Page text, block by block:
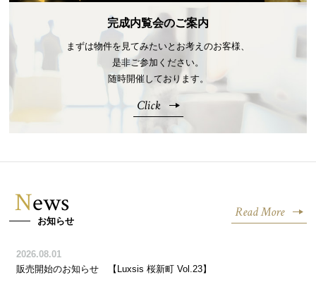
完成内覧会のご案内
まずは物件を見てみたいとお考えのお客様、
是非ご参加ください。
随時開催しております。
Click
News
お知らせ
Read More
2026.08.01
販売開始のお知らせ 【Luxsis 桜新町 Vol.23】